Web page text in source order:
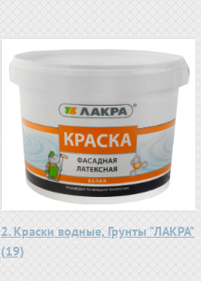
2. Краски водные, Грунты "ЛАКРА"
(19)